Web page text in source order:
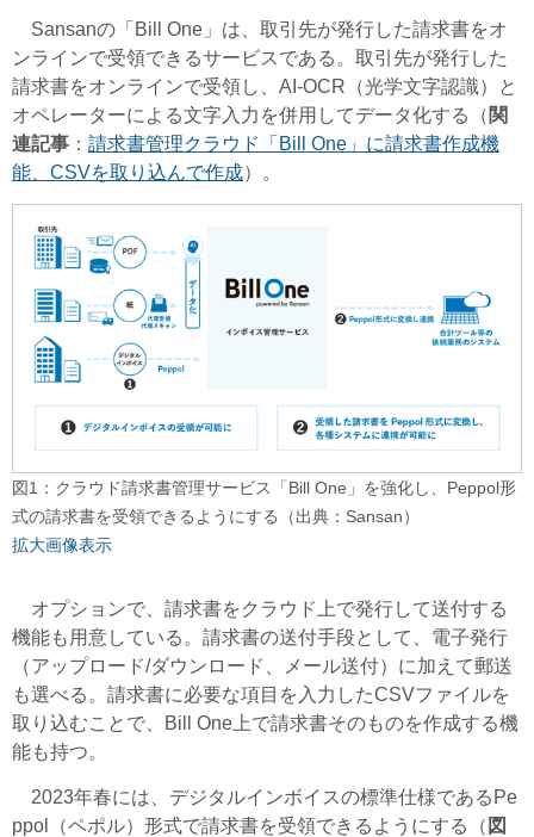
Sansanの「Bill One」は、取引先が発行した請求書をオ
ンラインで受領できるサービスである。取引先が発行した
請求書をオンラインで受領し、AI-OCR（光学文字認識）と
オペレーターによる文字入力を併用してデータ化する（ 関
連記事 ： 請求書管理クラウド「Bill One」に請求書作成機
能、CSVを取り込んで作成）。
図1：クラウド請求書管理サービス「Bill One」を強化し、Peppol形
式の請求書を受領できるようにする（出典：Sansan）
拡大画像表示
オプションで、請求書をクラウド上で発行して送付する
機能も用意している。請求書の送付手段として、電子発行
（アップロード/ダウンロード、メール送付）に加えて郵送
も選べる。請求書に必要な項目を入力したCSVファイルを
取り込むことで、Bill One上で請求書そのものを作成する機
能も持つ。
2023年春には、デジタルインボイスの標準仕様であるPe
ppol（ペポル）形式で請求書を受領できるようにする（ 図